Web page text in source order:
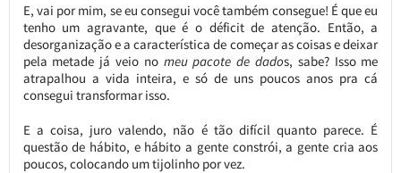
E, vai por mim, se eu consegui você também consegue! É que eu
tenho um agravante, que é o déficit de atenção. Então, a
desorganização e a característica de começar as coisas e deixar
pela metade já veio no meu pacote de dados, sabe? Isso me
atrapalhou a vida inteira, e só de uns poucos anos pra cá
consegui transformar isso.
E a coisa, juro valendo, não é tão difícil quanto parece. É
questão de hábito, e hábito a gente constrói, a gente cria aos
poucos, colocando um tijolinho por vez.